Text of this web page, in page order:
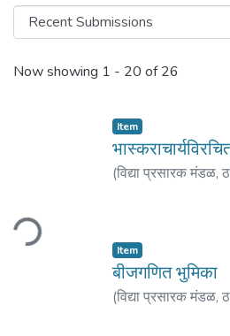
Recent Submissions
Now showing 1 - 20 of 26
Loading...
Item
(विद्या प्रसारक मंडळ,
Item
बीजगणित भुमिका
(विद्या प्रसारक मंडळ,